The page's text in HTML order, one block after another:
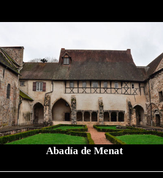
Abadía de Menat